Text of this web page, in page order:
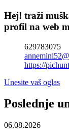
Hej! traži
profil na web
629783075
https://
Unesite vaš oglas
Poslednje
06.08.2026